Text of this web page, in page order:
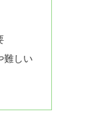
難しい